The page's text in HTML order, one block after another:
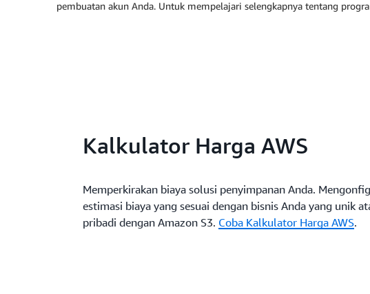
pembuatan akun Anda. Untuk mempelajari selengkapnya tentang
Kalkulator Harga AWS
Memperkirakan biaya solusi penyimpanan Anda.
estimasi biaya yang sesuai dengan bisnis Anda yang unik
pribadi dengan Amazon S3. Coba Kalkulator Harga AWS.